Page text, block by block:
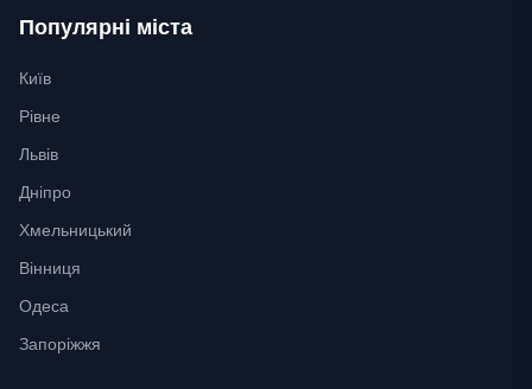
Популярні міста
Київ
Рівне
Львів
Дніпро
Хмельницький
Вінниця
Одеса
Запоріжжя